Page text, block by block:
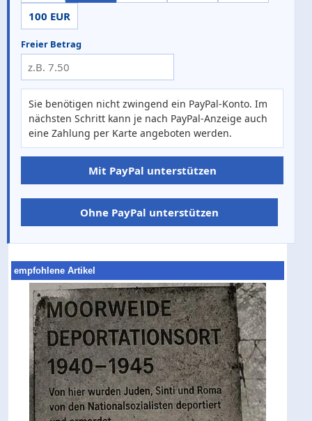
100 EUR
Freier Betrag
Sie benötigen nicht zwingend ein PayPal-Konto. Im
nächsten Schritt kann je nach PayPal-Anzeige auch
eine Zahlung per Karte angeboten werden.
Mit PayPal unterstützen
Ohne PayPal unterstützen
empfohlene Artikel